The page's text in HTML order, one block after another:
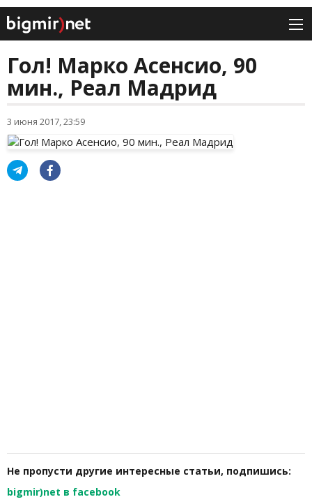
Гол! Марко Асенсио, 90
мин., Реал Мадрид
3 июня 2017, 23:59
Не пропусти другие интересные статьи, подпишись:
bigmir)net в facebook